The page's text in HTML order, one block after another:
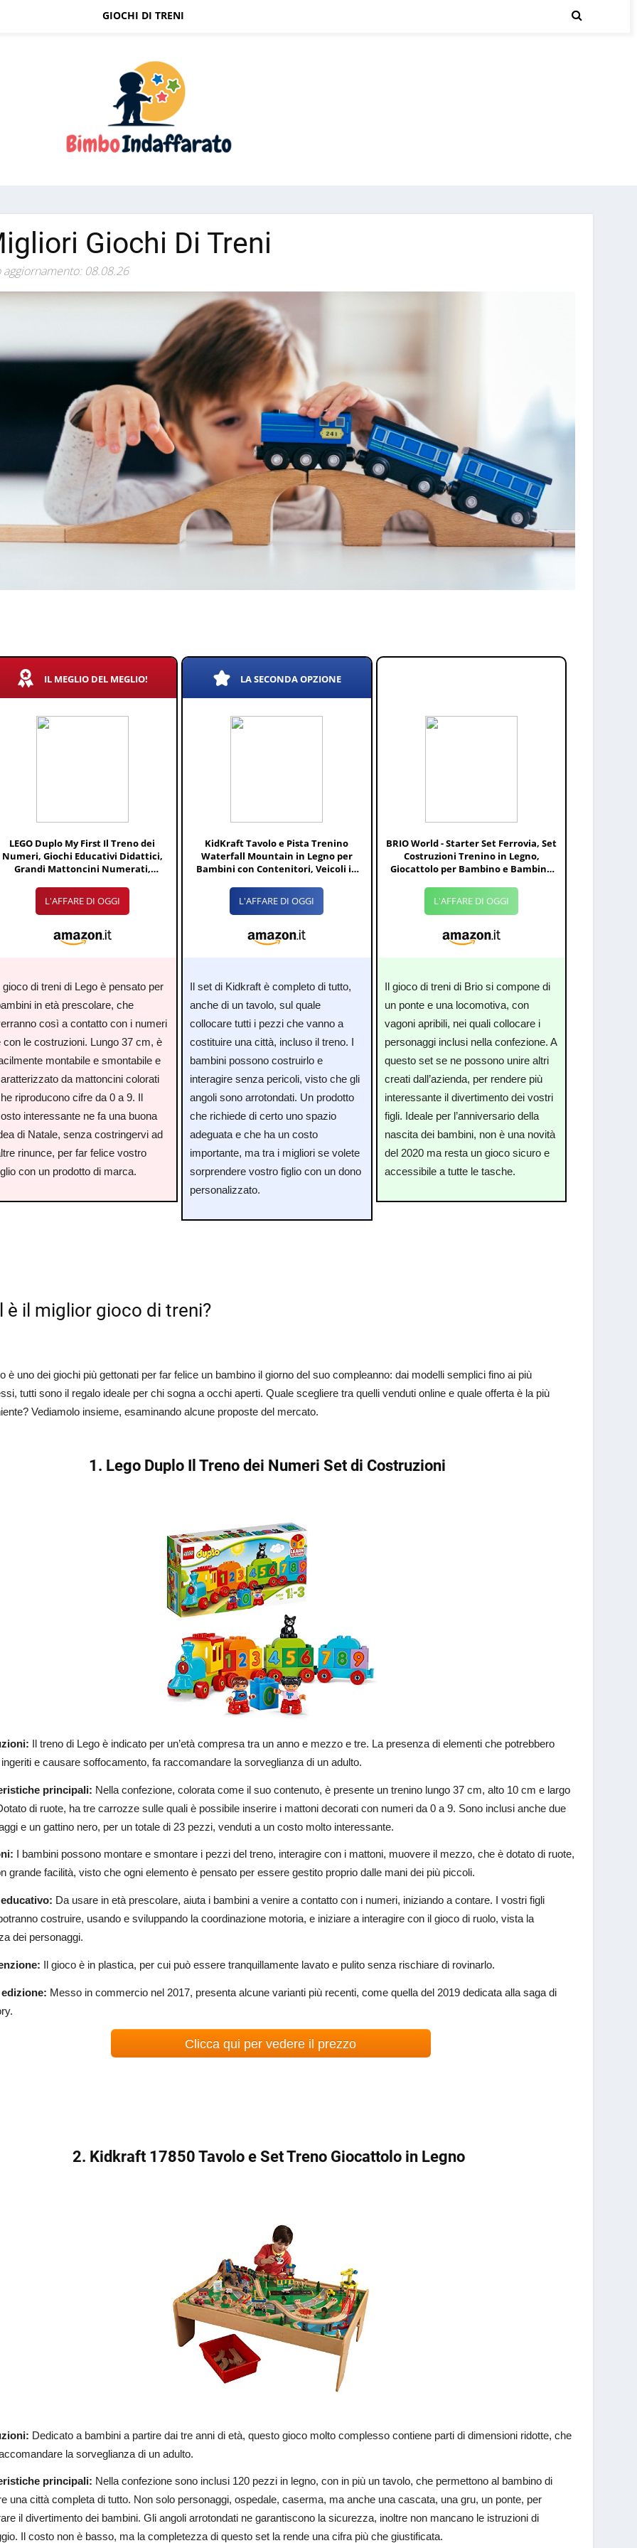
GIOCHI DI TRENI
Giochi Di Treni
08.08.26
IL MEGLIO DEL MEGLIO!
LEGO Duplo My First Il Treno dei
Numeri, Giochi Educativi Didattici,
Grandi Mattoncini Numerati,
L'AFFARE DI OGGI
gioco di treni di Lego è pensato per
in età prescolare, che
così a contatto con i numeri
con le costruzioni. Lungo 37 cm, è
montabile e smontabile e
da mattoncini colorati
riproducono cifre da 0 a 9. Il
interessante ne fa una buona
di Natale, senza costringervi ad
rinunce, per far felice vostro
con un prodotto di marca.
LA SECONDA OPZIONE
KidKraft Tavolo e Pista Trenino
Waterfall Mountain in Legno per
Bambini con Contenitori, Veicoli in
Aereo Giocattolo per Bambini 3+
Anni, 17850
L'AFFARE DI OGGI
Il set di Kidkraft è completo di tutto,
anche di un tavolo, sul quale
collocare tutti i pezzi che vanno a
costituire una città, incluso il treno. I
bambini possono costruirlo e
interagire senza pericoli, visto che gli
angoli sono arrotondati. Un prodotto
che richiede di certo uno spazio
adeguata e che ha un costo
importante, ma tra i migliori se volete
sorprendere vostro figlio con un dono
personalizzato.
BRIO World - Starter Set Ferrovia, Set
Costruzioni Trenino in Legno,
Giocattolo per Bambino e Bambina
L'AFFARE DI OGGI
Il gioco di treni di Brio si compone di
un ponte e una locomotiva, con
vagoni apribili, nei quali collocare i
personaggi inclusi nella confezione. A
questo set se ne possono unire altri
creati dall’azienda, per rendere più
interessante il divertimento dei vostri
figli. Ideale per l’anniversario della
nascita dei bambini, non è una novità
del 2020 ma resta un gioco sicuro e
accessibile a tutte le tasche.
è il miglior gioco di treni?
è uno dei giochi più gettonati per far felice un bambino il giorno del suo compleanno: dai modelli semplici fino ai più
tutti sono il regalo ideale per chi sogna a occhi aperti. Quale scegliere tra quelli venduti online e quale offerta è la più
Vediamolo insieme, esaminando alcune proposte del mercato.
1. Lego Duplo Il Treno dei Numeri Set di Costruzioni
Il treno di Lego è indicato per un’età compresa tra un anno e mezzo e tre. La presenza di elementi che potrebbero
e causare soffocamento, fa raccomandare la sorveglianza di un adulto.
principali: Nella confezione, colorata come il suo contenuto, è presente un trenino lungo 37 cm, alto 10 cm e largo
di ruote, ha tre carrozze sulle quali è possibile inserire i mattoni decorati con numeri da 0 a 9. Sono inclusi anche due
e un gattino nero, per un totale di 23 pezzi, venduti a un costo molto interessante.
I bambini possono montare e smontare i pezzi del treno, interagire con i mattoni, muovere il mezzo, che è dotato di ruote,
grande facilità, visto che ogni elemento è pensato per essere gestito proprio dalle mani dei più piccoli.
Da usare in età prescolare, aiuta i bambini a venire a contatto con i numeri, iniziando a contare. I vostri figli
costruire, usando e sviluppando la coordinazione motoria, e iniziare a interagire con il gioco di ruolo, vista la
dei personaggi.
Il gioco è in plastica, per cui può essere tranquillamente lavato e pulito senza rischiare di rovinarlo.
Messo in commercio nel 2017, presenta alcune varianti più recenti, come quella del 2019 dedicata alla saga di
Clicca qui per vedere il prezzo
2. Kidkraft 17850 Tavolo e Set Treno Giocattolo in Legno
Dedicato a bambini a partire dai tre anni di età, questo gioco molto complesso contiene parti di dimensioni ridotte, che
la sorveglianza di un adulto.
principali: Nella confezione sono inclusi 120 pezzi in legno, con in più un tavolo, che permettono al bambino di
una città completa di tutto. Non solo personaggi, ospedale, caserma, ma anche una cascata, una gru, un ponte, per
il divertimento dei bambini. Gli angoli arrotondati ne garantiscono la sicurezza, inoltre non mancano le istruzioni di
Il costo non è basso, ma la completezza di questo set la rende una cifra più che giustificata.